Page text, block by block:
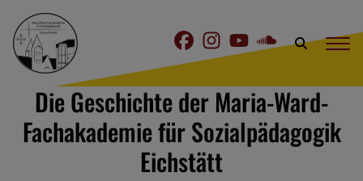
Die Geschichte der Maria-Ward-
Fachakademie für Sozialpädagogik
Eichstätt